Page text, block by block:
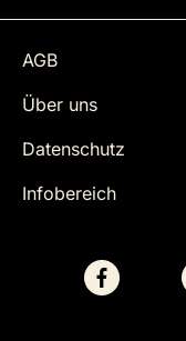
AGB
Über uns
Datenschutz
Infobereich